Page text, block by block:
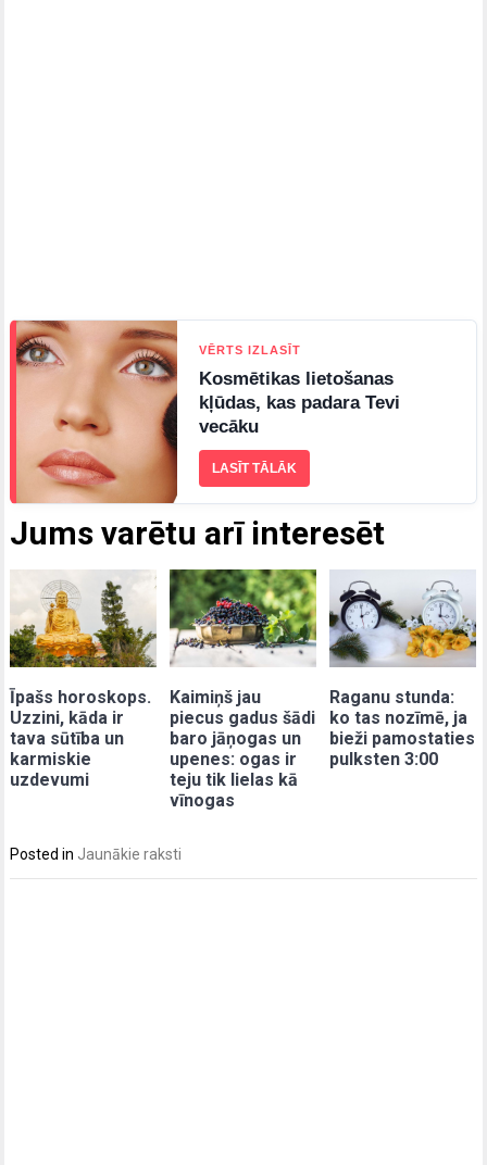
Jums varētu arī interesēt
Īpašs horoskops.
Uzzini, kāda ir
tava sūtība un
karmiskie
uzdevumi
Kaimiņš jau
piecus gadus šādi
baro jāņogas un
upenes: ogas ir
teju tik lielas kā
vīnogas
Raganu stunda:
ko tas nozīmē, ja
bieži pamostaties
pulksten 3:00
VĒRTS IZLASĪT
Kosmētikas lietošanas
kļūdas, kas padara Tevi
vecāku
LASĪT TĀLĀK
Posted in Jaunākie raksti